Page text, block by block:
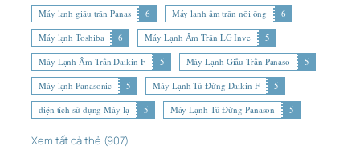
Máy lạnh giấu trần Panas
6 Máy lạnh âm trần nối ống
6
Máy lạnh Toshiba
6 Máy Lạnh Âm Trần LG Inve
5
Máy Lạnh Âm Trần Daikin F
5 Máy Lạnh Giấu Trần Panaso
5
Máy lạnh Panasonic
5 Máy Lạnh Tủ Đứng Daikin F
5
diện tích sử dụng Máy lạ
5 Máy Lạnh Tủ Đứng Panason 5
Xem tất cả thẻ (907)